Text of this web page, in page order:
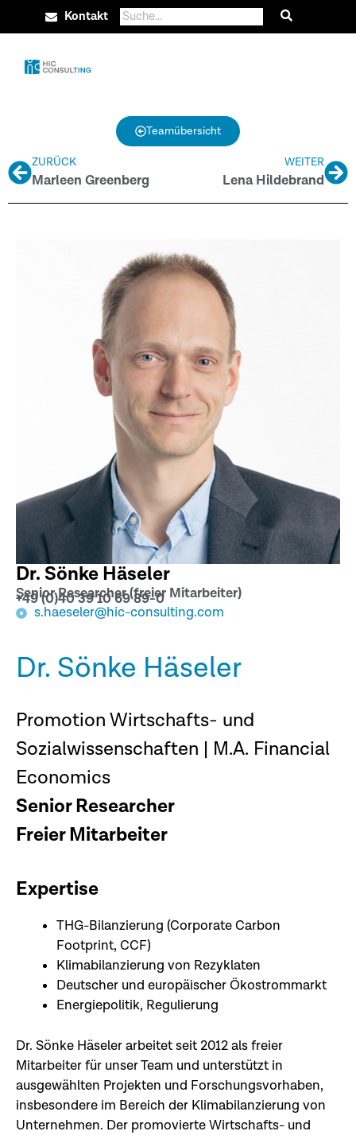
Kontakt
Teamübersicht
ZURÜCK
Marleen Greenberg
WEITER
Lena Hildebrand
Dr. Sönke Häseler
Senior Researcher (freier Mitarbeiter)
+49 (0)40 39 10 69 89-0
s.haeseler@hic-consulting.com
Dr. Sönke Häseler
Promotion Wirtschafts- und
Sozialwissenschaften | M.A. Financial
Economics
Senior Researcher
Freier Mitarbeiter
Expertise
THG-Bilanzierung (Corporate Carbon
Footprint, CCF)
Klimabilanzierung von Rezyklaten
Deutscher und europäischer Ökostrommarkt
Energiepolitik, Regulierung
Dr. Sönke Häseler arbeitet seit 2012 als freier
Mitarbeiter für unser Team und unterstützt in
ausgewählten Projekten und Forschungsvorhaben,
insbesondere im Bereich der Klimabilanzierung von
Unternehmen. Der promovierte Wirtschafts- und